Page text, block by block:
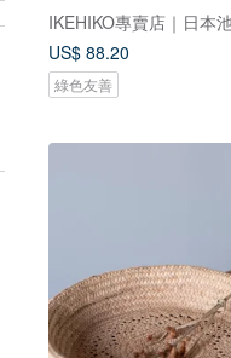
US$ 88.20
綠色友善